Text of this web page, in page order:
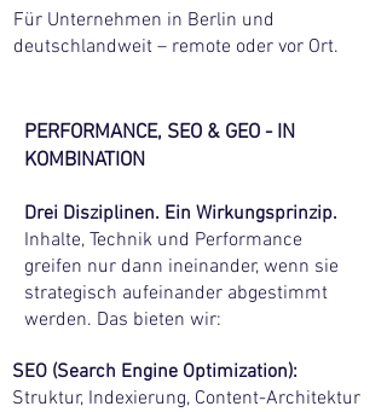
Für Unternehmen in Berlin und
deutschlandweit – remote oder vor Ort.
PERFORMANCE, SEO & GEO - IN
KOMBINATION
Drei Disziplinen. Ein Wirkungsprinzip.
Inhalte, Technik und Performance
greifen nur dann ineinander, wenn sie
strategisch aufeinander abgestimmt
werden. Das bieten wir:
SEO (Search Engine Optimization):
Struktur, Indexierung, Content-Architektur